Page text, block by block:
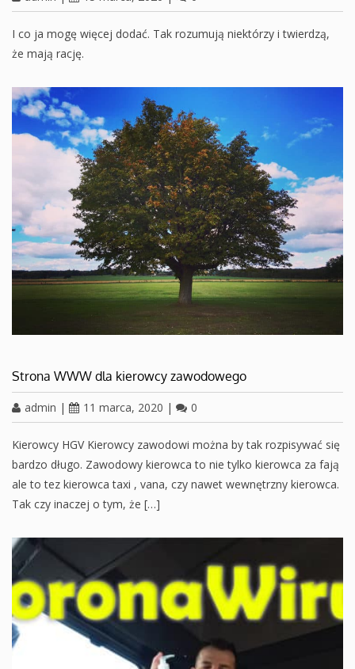
I co ja mogę więcej dodać. Tak rozumują niektórzy i twierdzą,
że mają rację.
Strona WWW dla kierowcy zawodowego
admin | 11 marca, 2020 | 0
Kierowcy HGV Kierowcy zawodowi można by tak rozpisywać się
bardzo długo. Zawodowy kierowca to nie tylko kierowca za fają
ale to tez kierowca taxi , vana, czy nawet wewnętrzny kierowca.
Tak czy inaczej o tym, że […]